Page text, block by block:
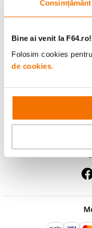
Consimțământ
Bine ai venit la F64.ro!
Folosim cookies
de cookies.
Comenzi si livrare
Suport
Service si garantii
F64 Studio